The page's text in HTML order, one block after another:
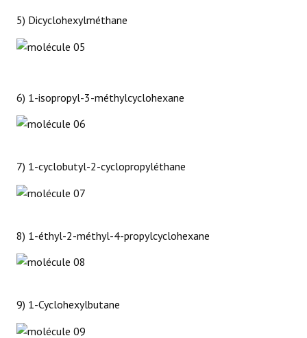
5) Dicyclohexylméthane
6) 1-isopropyl-3-méthylcyclohexane
7) 1-cyclobutyl-2-cyclopropyléthane
8) 1-éthyl-2-méthyl-4-propylcyclohexane
9) 1-Cyclohexylbutane